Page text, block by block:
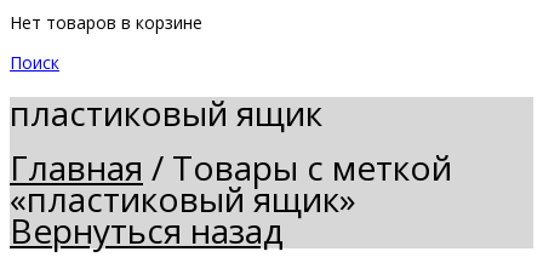
Нет товаров в корзине
Поиск
пластиковый ящик
Главная / Товары с меткой
«пластиковый ящик»
Вернуться назад